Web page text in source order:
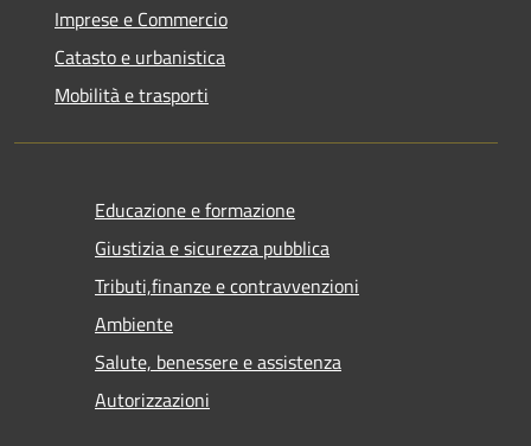
Imprese e Commercio
Catasto e urbanistica
Mobilità e trasporti
Educazione e formazione
Giustizia e sicurezza pubblica
Tributi,finanze e contravvenzioni
Ambiente
Salute, benessere e assistenza
Autorizzazioni